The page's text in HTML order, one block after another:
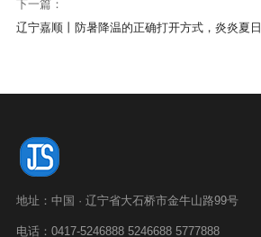
下一篇：
辽宁嘉顺丨防暑降温的正确打开方式，炎炎夏
地址：中国 · 辽宁省大石桥市金牛山路99号
电话：0417-5246888 5246688 5777888